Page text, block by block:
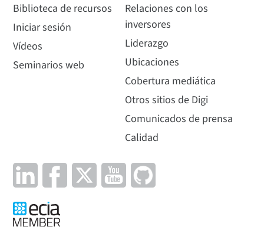
Biblioteca de recursos
Iniciar sesión
Vídeos
Seminarios web
Relaciones con los
inversores
Liderazgo
Ubicaciones
Cobertura mediática
Otros sitios de Digi
Comunicados de prensa
Calidad